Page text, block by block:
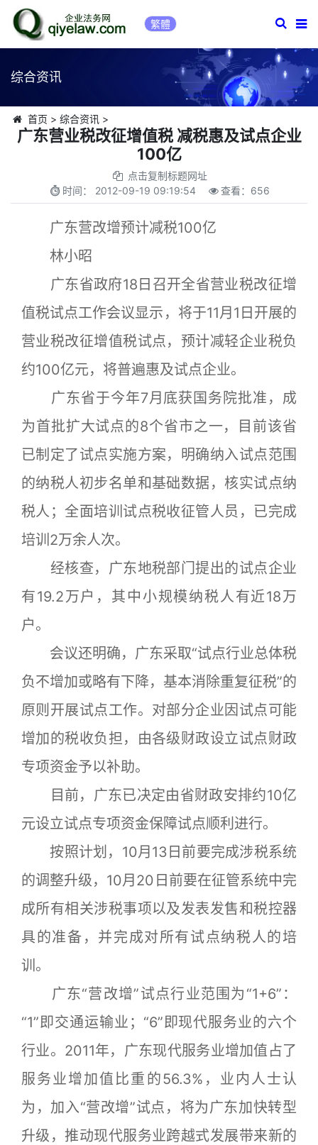
繁體
综合资讯
首页 > 综合资讯>
广东营业税改征增值税 减税惠及试点企业
100亿
点击复制标题网址
时间： 2012-09-19 09:19:54 查看： 656
广东营改增预计减税100亿
林小昭
广东省政府18日召开全省营业税改征增
值税试点工作会议显示，将于11月1日开展的
营业税改征增值税试点，预计减轻企业税负
约100亿元，将普遍惠及试点企业。
广东省于今年7月底获国务院批准，成
为首批扩大试点的8个省市之一，目前该省
已制定了试点实施方案，明确纳入试点范围
的纳税人初步名单和基础数据，核实试点纳
税人；全面培训试点税收征管人员，已完成
培训2万余人次。
经核查，广东地税部门提出的试点企业
有19.2万户，其中小规模纳税人有近18万
户。
会议还明确，广东采取“试点行业总体税
负不增加或略有下降，基本消除重复征税”的
原则开展试点工作。对部分企业因试点可能
增加的税收负担，由各级财政设立试点财政
专项资金予以补助。
目前，广东已决定由省财政安排约10亿
元设立试点专项资金保障试点顺利进行。
按照计划，10月13日前要完成涉税系统
的调整升级，10月20日前要在征管系统中完
成所有相关涉税事项以及发表发售和税控器
具的准备，并完成对所有试点纳税人的培
训。
广东“营改增”试点行业范围为“1+6”：
“1”即交通运输业；“6”即现代服务业的六个
行业。2011年，广东现代服务业增加值占了
服务业增加值比重的56.3%，业内人士认
为，加入“营改增”试点，将为广东加快转型
升级，推动现代服务业跨越式发展带来新的